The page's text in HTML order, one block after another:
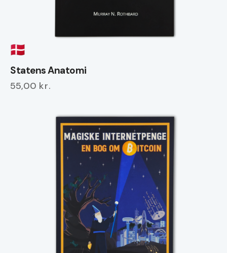
Statens Anatomi
55,00 kr.